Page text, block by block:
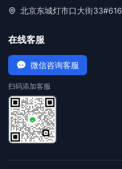
北京东城灯市口大街33#616
在线客服
微信咨询客服
扫码添加客服